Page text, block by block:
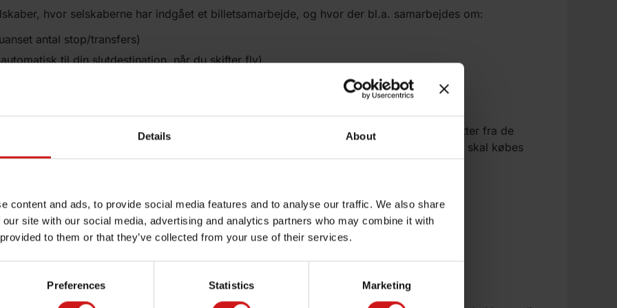
Details About
content and ads, to provide social media features and to analyse our traffic. We also share
site with our social media, advertising and analytics partners who may combine it with
to them or that they’ve collected from your use of their services.
Preferences Statistics Marketing
hvor selskaberne har indgået et billetsamarbejde, og hvor der bl.a. samarbejdes om:
antal stop/transfers)
til din slutdestination, når du skifter fly)
Widerøe og Qatar Airways. For DAT-passagerer betyder det, at du kan købe billetter fra de
til destinationer med SAS, Finnair, Emirates, Widerøe eller Qatar Airways. Billetten skal købes
DAT bagagesamarbejde med følgende flyselskaber: